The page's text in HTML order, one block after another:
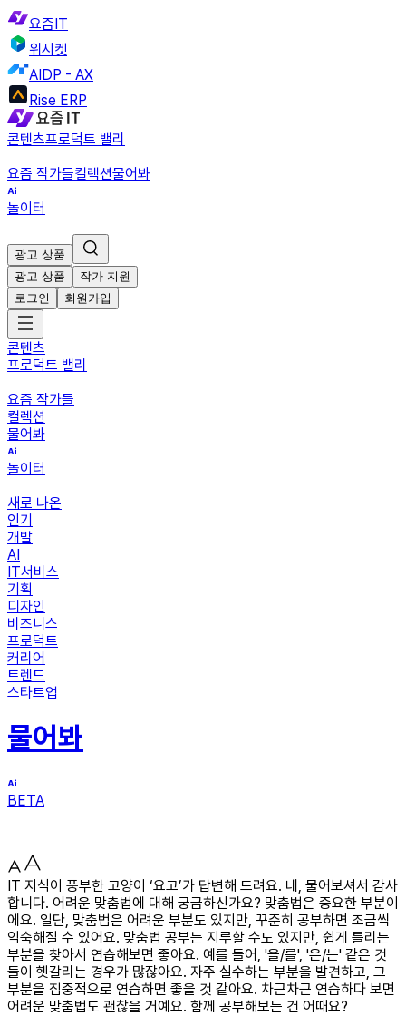
요즘IT
위시켓
AIDP - AX
Rise ERP
콘텐츠프로덕트 밸리
요즘 작가들컬렉션물어봐
놀이터
광고 상품
광고 상품
작가 지원
로그인
회원가입
콘텐츠
프로덕트 밸리
요즘 작가들
컬렉션
물어봐
놀이터
새로 나온
인기
개발
AI
IT서비스
기획
디자인
비즈니스
프로덕트
커리어
트렌드
스타트업
물어봐
BETA
IT 지식이 풍부한 고양이 ‘요고’가 답변해 드려요. 네, 물어보셔서 감사
합니다. 어려운 맞춤법에 대해 궁금하신가요? 맞춤법은 중요한 부분이
에요. 일단, 맞춤법은 어려운 부분도 있지만, 꾸준히 공부하면 조금씩
익숙해질 수 있어요. 맞춤법 공부는 지루할 수도 있지만, 쉽게 틀리는
부분을 찾아서 연습해보면 좋아요. 예를 들어, '을/를', '은/는' 같은 것
들이 헷갈리는 경우가 많잖아요. 자주 실수하는 부분을 발견하고, 그
부분을 집중적으로 연습하면 좋을 것 같아요. 차근차근 연습하다 보면
어려운 맞춤법도 괜찮을 거예요. 함께 공부해보는 건 어때요?